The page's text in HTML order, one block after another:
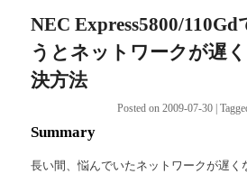
NEC Express5800/
うとネットワークが遅
決方法
Posted on 2009-07-30
Summary
長い間、悩んでいたネットワークが遅く